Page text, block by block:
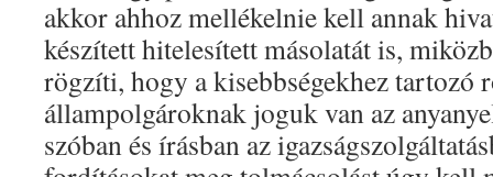
akkor ahhoz mellékelnie kell annak
készített hitelesített másolatát is,
rögzíti, hogy a kisebbségekhez tartozó
állampolgároknak joguk van az
szóban és írásban az